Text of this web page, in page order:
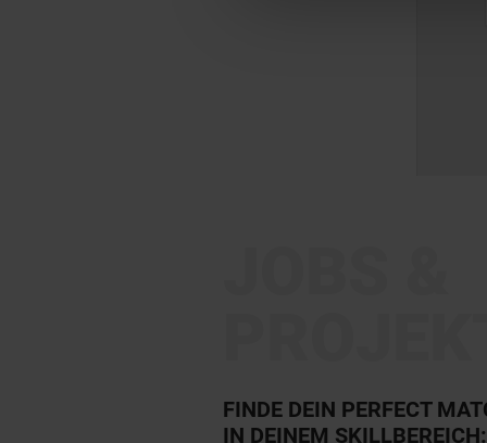
FINDE DEIN PERFECT
IN DEINEM SKILLBEREICH: